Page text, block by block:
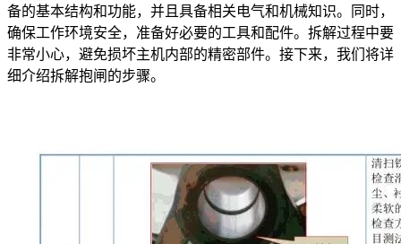
备的基本结构和功能，并且具备相关电气和机械知识。同时，
确保工作环境安全，准备好必要的工具和配件。拆解过程中要
非常小心，避免损坏主机内部的精密部件。接下来，我们将详
细介绍拆解抱闸的步骤。